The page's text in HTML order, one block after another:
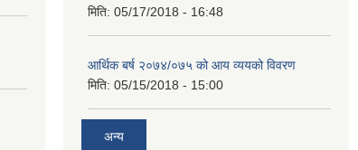
मिति: 05/17/2018 - 16:48
आर्थिक बर्ष २०७४/०७५ को आय व्ययको विवरण
मिति: 05/15/2018 - 15:00
अन्य